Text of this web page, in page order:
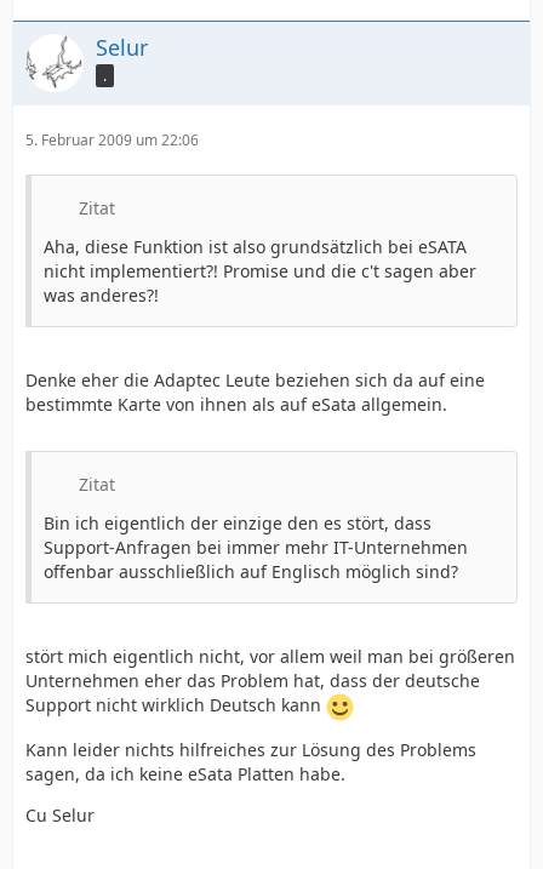
Selur
.
5. Februar 2009 um 22:06
Zitat
Aha, diese Funktion ist also grundsätzlich bei eSATA
nicht implementiert?! Promise und die c't sagen aber
was anderes?!
Denke eher die Adaptec Leute beziehen sich da auf eine
bestimmte Karte von ihnen als auf eSata allgemein.
Zitat
Bin ich eigentlich der einzige den es stört, dass
Support-Anfragen bei immer mehr IT-Unternehmen
offenbar ausschließlich auf Englisch möglich sind?
stört mich eigentlich nicht, vor allem weil man bei größeren
Unternehmen eher das Problem hat, dass der deutsche
Support nicht wirklich Deutsch kann
Kann leider nichts hilfreiches zur Lösung des Problems
sagen, da ich keine eSata Platten habe.
Cu Selur